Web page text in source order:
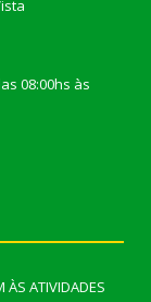
08:00hs às
ÀS ATIVIDADES